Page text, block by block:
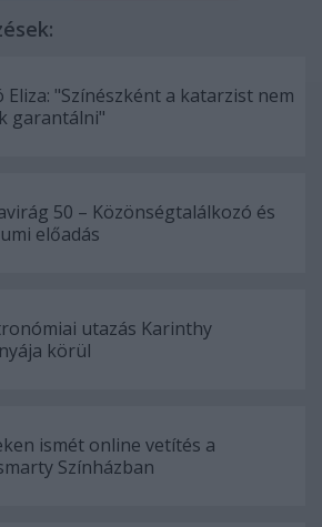
Eliza: "Színészként a katarzist nem
garantálni"
50 – Közönségtalálkozó és
előadás
utazás Karinthy
körül
ismét online vetítés a
Színházban